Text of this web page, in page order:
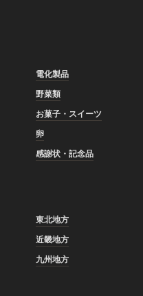
電化製品
野菜類
お菓子・スイーツ
卵
感謝状・記念品
東北地方
近畿地方
九州地方